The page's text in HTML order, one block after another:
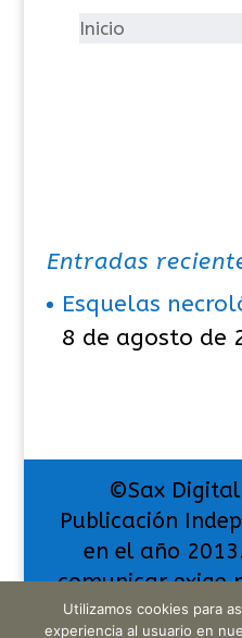
íInicio
Entradas
Esquelas
8 de agosto de
©Sax
Publicación
en el año
comunicar exige
pero
Utilizamos cookies para
experiencia al usuario en